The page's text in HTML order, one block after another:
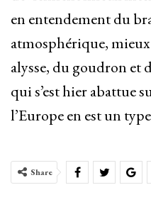
en entendement du
atmosphérique,
alysse, du goudron et
qui s’est hier abattue
l’Europe en est un
Share